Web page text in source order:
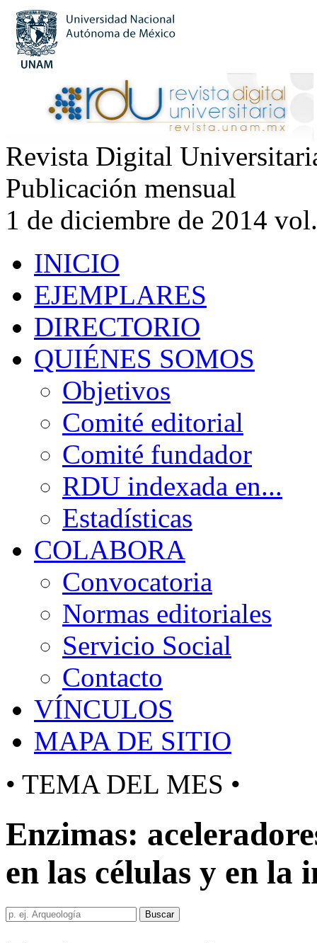
Revista Digital
Publicación mensual
1 de diciembre de 2014
INICIO
EJEMPLARES
DIRECTORIO
QUIÉNES SOMOS
Objetivos
Comité editorial
Comité fundador
RDU indexada en...
Estadísticas
COLABORA
Convocatoria
Normas editoriales
Servicio Social
Contacto
VÍNCULOS
MAPA DE SITIO
• TEMA DEL MES •
Enzimas:
en las células y en la
Buscar